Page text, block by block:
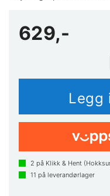
629,-
2 på Klikk & Hent
11 på leverandørlager